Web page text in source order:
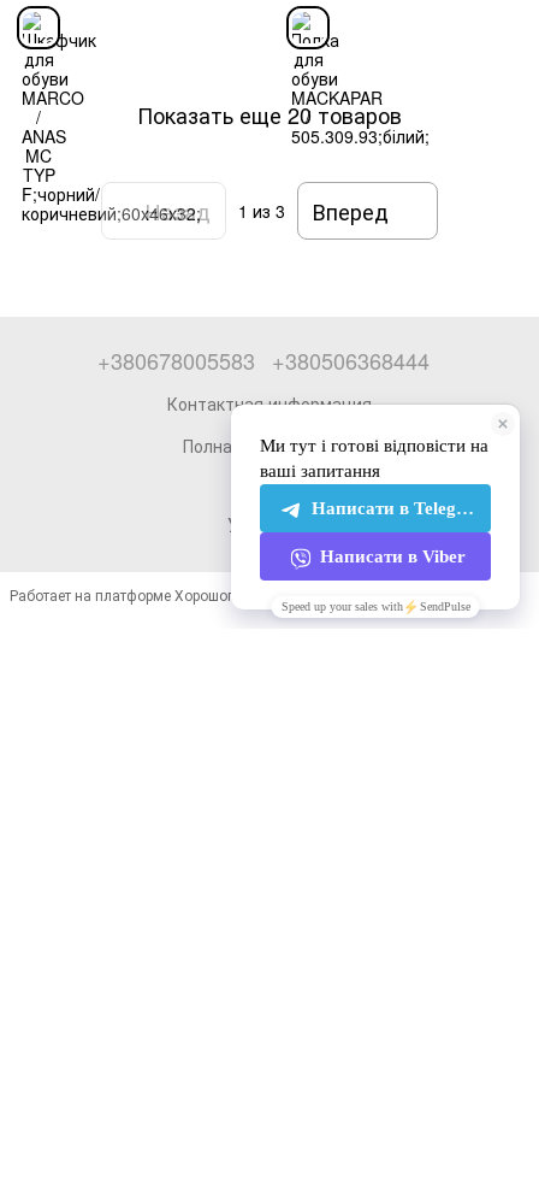
Показать еще 20 товаров
Назад 1 из 3 Вперед
+380678005583 +380506368444
Контактная информация
Полная версия сайта
© 2026
Укр Рус
Работает на платформе Хорошоп